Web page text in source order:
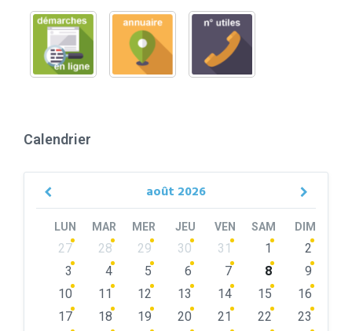
Calendrier
août 2026
Previous
LUN MAR MER JEU VEN SAM DIM
Skip
calendar
27 28 29 30 31 1
2
3
4 5 6 7 8
9
10
11 12 13 14 15
16
17
18 19 20 21 22
23